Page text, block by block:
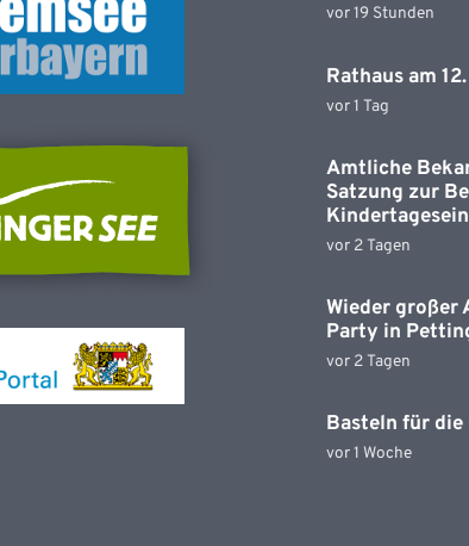
vor 19 Stunden
Rathaus am
vor 1 Tag
Amtliche
Satzung zur
vor 2 Tagen
Wieder großer
Party in
vor 2 Tagen
Basteln für die
vor 1 Woche